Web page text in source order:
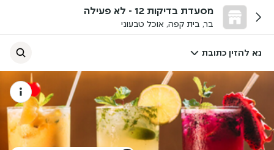
מסעדת בדיקות 12 - לא פעילה
בר, בית קפה, אוכל טבעוני
נא להזין כתובת